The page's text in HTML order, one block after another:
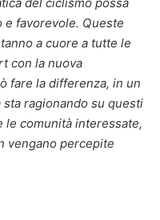
favorevole. Queste
a cuore a tutte le
con la nuova
fare la differenza, in un
sta ragionando su questi
le comunità interessate,
vengano percepite